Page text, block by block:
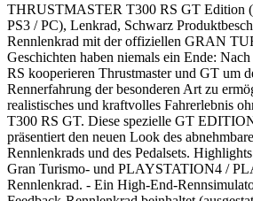
THRUSTMASTER T300 RS GT Edition
PS3 / PC), Lenkrad, Schwarz
Rennlenkrad mit der offiziellen GRAN
Geschichten haben niemals ein Ende:
RS kooperieren Thrustmaster und GT um
Rennerfahrung der besonderen Art zu
realistisches und kraftvolles Fahrerlebnis
T300 RS GT. Diese spezielle GT
präsentiert den neuen Look des
Rennlenkrads und des Pedalsets.
Gran Turismo- und PLAYSTATION4 /
Rennlenkrad. - Ein High-End-